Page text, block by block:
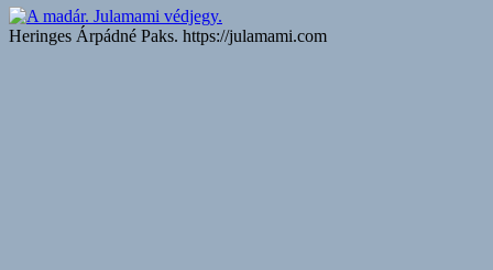
JULAMAMIvédjegyÖREGANYÁM.
https://julamami.com
Heringes Árpádné Paks. https://julamami.com